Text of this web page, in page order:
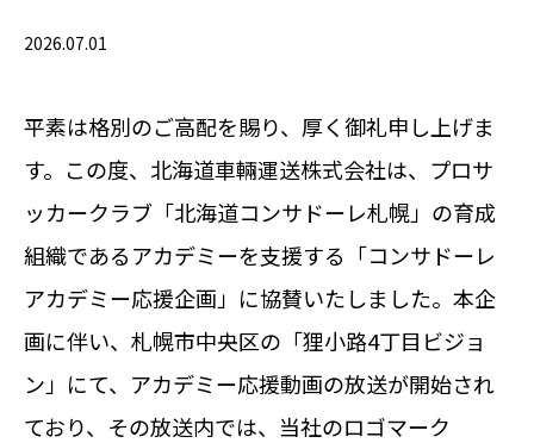
2026.07.01
平素は格別のご高配を賜り、厚く御礼申し上げま
す。この度、北海道車輛運送株式会社は、プロサ
ッカークラブ「北海道コンサドーレ札幌」の育成
組織であるアカデミーを支援する「コンサドーレ
アカデミー応援企画」に協賛いたしました。本企
画に伴い、札幌市中央区の「狸小路4丁目ビジョ
ン」にて、アカデミー応援動画の放送が開始され
ており、その放送内では、当社のロゴマーク